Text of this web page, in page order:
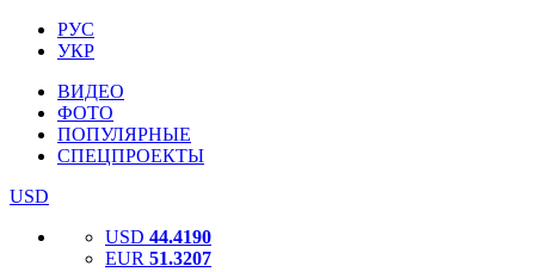
РУС
УКР
ВИДЕО
ФОТО
ПОПУЛЯРНЫЕ
СПЕЦПРОЕКТЫ
USD
USD 44.4190
EUR 51.3207